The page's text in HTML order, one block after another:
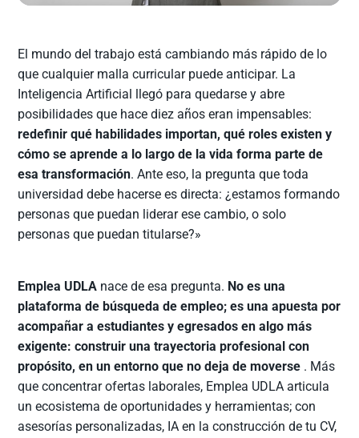
El mundo del trabajo está cambiando más rápido de lo
que cualquier malla curricular puede anticipar. La
Inteligencia Artificial llegó para quedarse y abre
posibilidades que hace diez años eran impensables:
redefinir qué habilidades importan, qué roles existen y
cómo se aprende a lo largo de la vida forma parte de
esa transformación. Ante eso, la pregunta que toda
universidad debe hacerse es directa: ¿estamos formando
personas que puedan liderar ese cambio, o solo
personas que puedan titularse?»
Emplea UDLA nace de esa pregunta. No es una
plataforma de búsqueda de empleo; es una apuesta por
acompañar a estudiantes y egresados en algo más
exigente: construir una trayectoria profesional con
propósito, en un entorno que no deja de moverse . Más
que concentrar ofertas laborales, Emplea UDLA articula
un ecosistema de oportunidades y herramientas; con
asesorías personalizadas, IA en la construcción de tu CV,